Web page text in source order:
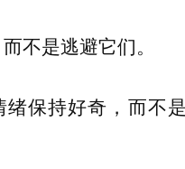
不是逃避它们。
绪保持好奇，而不